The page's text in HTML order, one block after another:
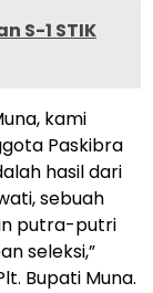
S-1 STIK
kami
Paskibra
hasil dari
sebuah
putra-putri
seleksi,”
Bupati Muna.